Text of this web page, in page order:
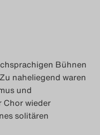
Blog
Blog
Blog
Bühnen
naheliegend waren
und
Chor wieder
solitären